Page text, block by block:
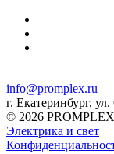
info@promplex.ru
г. Екатеринбург,
© 2026
Электрика и свет